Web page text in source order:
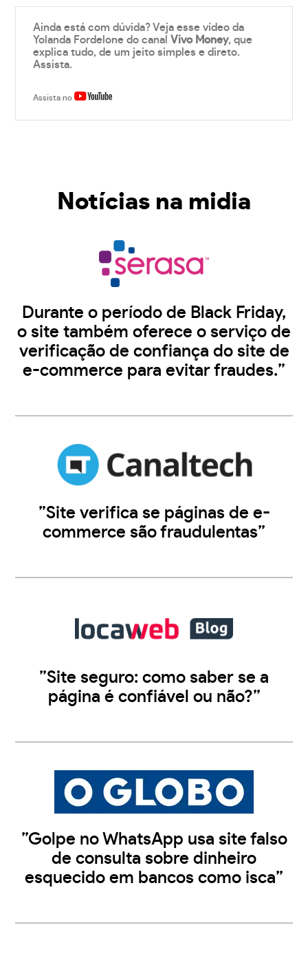
Ainda está com dúvida? Veja esse vídeo da
Yolanda Fordelone do canalVivo Money, que
explica tudo, de um jeito simples e direto.
Assista.
Assista no
Notícias na midia
Durante o período de Black Friday,
o site também oferece o serviço de
verificação de confiança do site de
e-commerce para evitar fraudes.”
”Site verifica se páginas de e-
commerce são fraudulentas”
”Site seguro: como saber se a
página é confiável ou não?”
”Golpe no WhatsApp usa site falso
de consulta sobre dinheiro
esquecido em bancos como isca”